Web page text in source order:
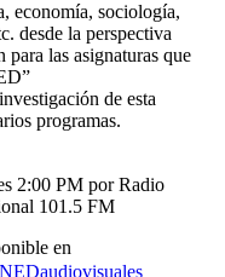
economía, sociología,
desde la perspectiva
las asignaturas que
de esta
programas.
2:00 PM por Radio
101.5 FM
en